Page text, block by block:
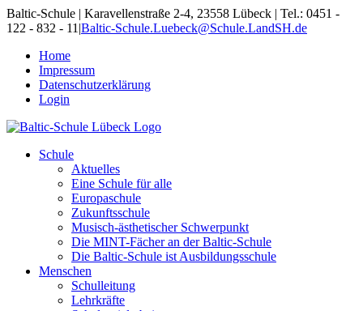
Skip
to
Baltic-Schule | Karavellenstraße 2-4, 23558 Lübeck | Tel.: 0451 -
122 - 832 - 11 |Baltic-Schule.Luebeck@Schule.LandSH.de
Home
Impressum
Datenschutzerklärung
Login
Schule
Aktuelles
Eine Schule für alle
Europaschule
Zukunftsschule
Musisch-ästhetischer Schwerpunkt
Die MINT-Fächer an der Baltic-Schule
Die Baltic-Schule ist Ausbildungsschule
Menschen
Schulleitung
Lehrkräfte